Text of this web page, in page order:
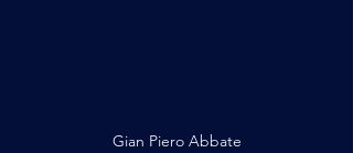
Gian Piero Abbate